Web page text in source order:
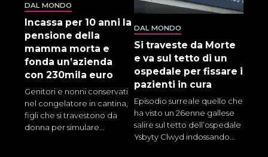
DAL MONDO
Incassa per 10 anni la
pensione della
mamma morta e
fonda un’azienda
con 230mila euro
Genitori e nonni conservati
nel congelatore in cantina,
figli che si travestono da
donna per simulare...
DAL MONDO
Si traveste da Morte
e va sul tetto di un
ospedale per fissare i
pazienti in cura
Episodio surreale quello che
ha visto un 26enne gallese
salire sul tetto dell’ospedale
Ysbyty Clwyd indossando...